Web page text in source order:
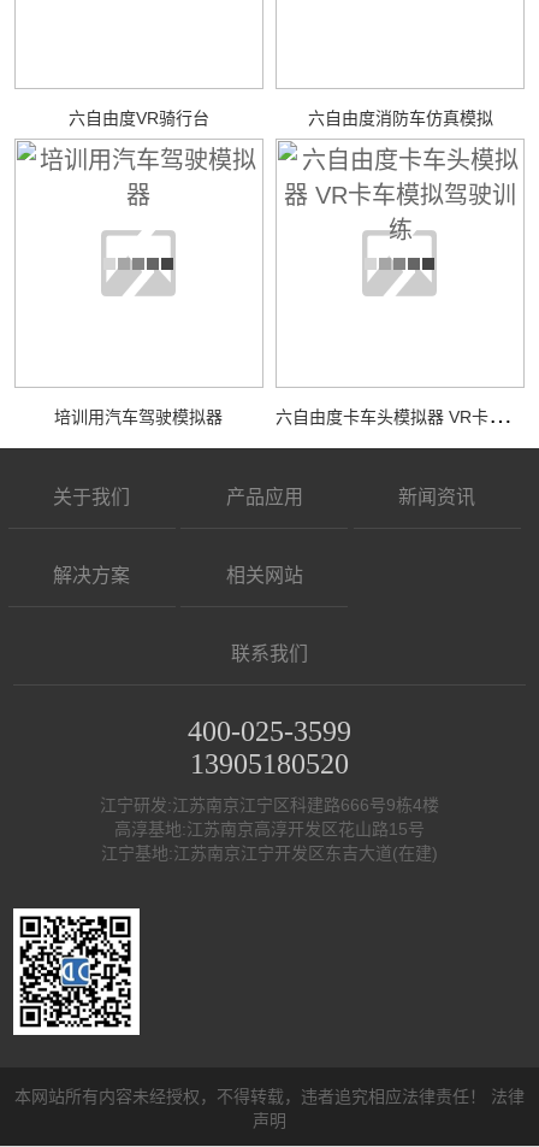
六自由度VR骑行台 六自由度消防车仿真模拟
培训用汽车驾驶模拟器 六
自由度卡车头模拟器 VR卡车模拟驾驶训练
关于我们 产品应用 新闻资讯
解决方案 相关网站
联系我们
400-025-3599
13905180520
江宁研发:江苏南京江宁区科建路666号9栋4楼
高淳基地:江苏南京高淳开发区花山路15号
江宁基地:江苏南京江宁开发区东吉大道(在建)
本网站所有内容未经授权，不得转载，违者追究相应法律责任！ 法律
声明